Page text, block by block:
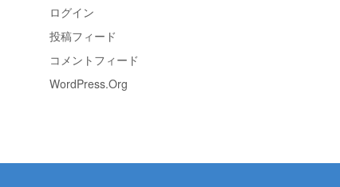
ログイン
投稿フィード
コメントフィード
WordPress.org